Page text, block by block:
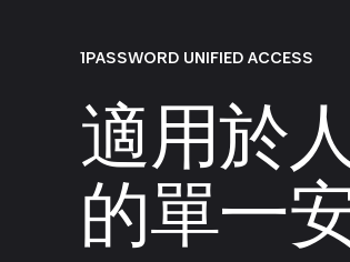
1PASSWORD UNIFIED ACCESS
適用於
的單一